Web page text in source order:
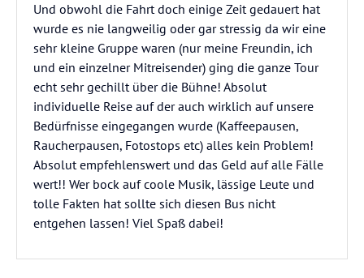
Und obwohl die Fahrt doch einige Zeit gedauert hat
wurde es nie langweilig oder gar stressig da wir eine
sehr kleine Gruppe waren (nur meine Freundin, ich
und ein einzelner Mitreisender) ging die ganze Tour
echt sehr gechillt über die Bühne! Absolut
individuelle Reise auf der auch wirklich auf unsere
Bedürfnisse eingegangen wurde (Kaffeepausen,
Raucherpausen, Fotostops etc) alles kein Problem!
Absolut empfehlenswert und das Geld auf alle Fälle
wert!! Wer bock auf coole Musik, lässige Leute und
tolle Fakten hat sollte sich diesen Bus nicht
entgehen lassen! Viel Spaß dabei!